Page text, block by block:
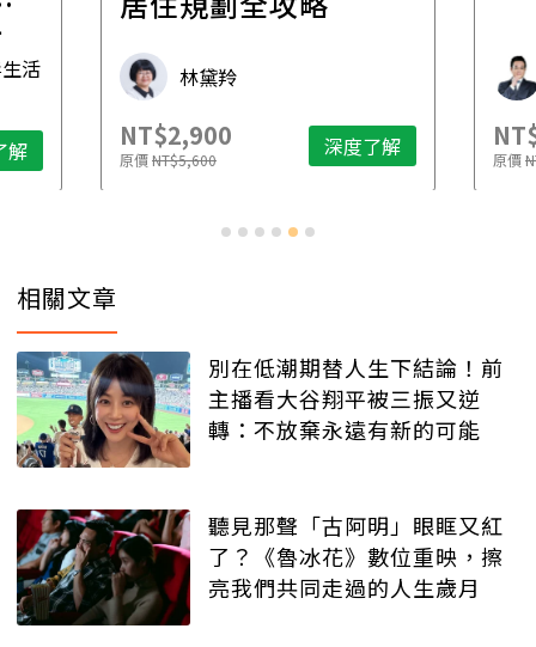
活
解
林黛羚
NT$2,900
原價NT$5,600 深度了解 原價
相關文章
別在低潮期替人生下結論！前
主播看大谷翔平被三振又逆
轉：不放棄永遠有新的可能
聽見那聲「古阿明」眼眶又紅
了？《魯冰花》數位重映，擦
亮我們共同走過的人生歲月